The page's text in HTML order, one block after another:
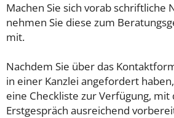
Machen Sie sich vorab schriftliche
nehmen Sie diese zum
mit.
Nachdem Sie über das
in einer Kanzlei angefordert
eine Checkliste zur Verfügung, mit
Erstgespräch ausreichend